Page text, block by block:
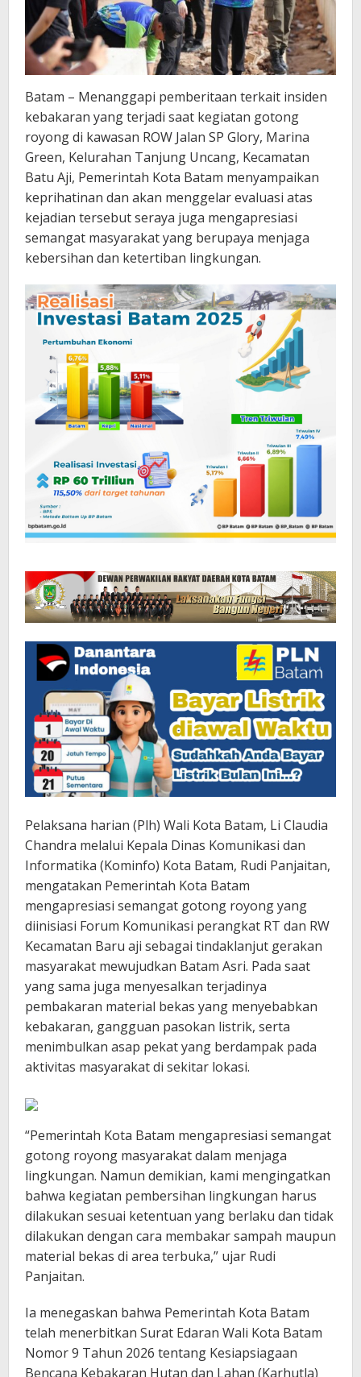
Batam – Menanggapi pemberitaan terkait insiden
kebakaran yang terjadi saat kegiatan gotong
royong di kawasan ROW Jalan SP Glory, Marina
Green, Kelurahan Tanjung Uncang, Kecamatan
Batu Aji, Pemerintah Kota Batam menyampaikan
keprihatinan dan akan menggelar evaluasi atas
kejadian tersebut seraya juga mengapresiasi
semangat masyarakat yang berupaya menjaga
kebersihan dan ketertiban lingkungan.
Pelaksana harian (Plh) Wali Kota Batam, Li Claudia
Chandra melalui Kepala Dinas Komunikasi dan
Informatika (Kominfo) Kota Batam, Rudi Panjaitan,
mengatakan Pemerintah Kota Batam
mengapresiasi semangat gotong royong yang
diinisiasi Forum Komunikasi perangkat RT dan RW
Kecamatan Baru aji sebagai tindaklanjut gerakan
masyarakat mewujudkan Batam Asri. Pada saat
yang sama juga menyesalkan terjadinya
pembakaran material bekas yang menyebabkan
kebakaran, gangguan pasokan listrik, serta
menimbulkan asap pekat yang berdampak pada
aktivitas masyarakat di sekitar lokasi.
“Pemerintah Kota Batam mengapresiasi semangat
gotong royong masyarakat dalam menjaga
lingkungan. Namun demikian, kami mengingatkan
bahwa kegiatan pembersihan lingkungan harus
dilakukan sesuai ketentuan yang berlaku dan tidak
dilakukan dengan cara membakar sampah maupun
material bekas di area terbuka,” ujar Rudi
Panjaitan.
Ia menegaskan bahwa Pemerintah Kota Batam
telah menerbitkan Surat Edaran Wali Kota Batam
Nomor 9 Tahun 2026 tentang Kesiapsiagaan
Bencana Kebakaran Hutan dan Lahan (Karhutla)